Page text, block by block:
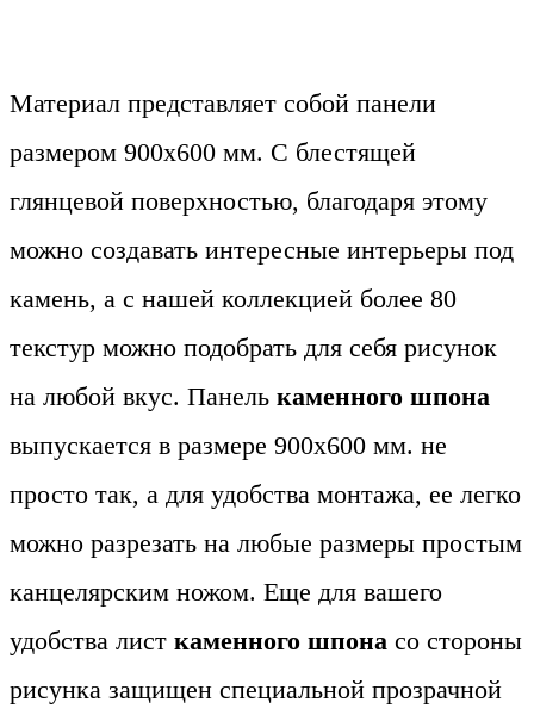
Материал представляет собой панели
размером 900х600 мм. С блестящей
глянцевой поверхностью, благодаря этому
можно создавать интересные интерьеры под
камень, а с нашей коллекцией более 80
текстур можно подобрать для себя рисунок
на любой вкус. Панель каменного шпона
выпускается в размере 900х600 мм. не
просто так, а для удобства монтажа, ее легко
можно разрезать на любые размеры простым
канцелярским ножом. Еще для вашего
удобства лист каменного шпона со стороны
рисунка защищен специальной прозрачной